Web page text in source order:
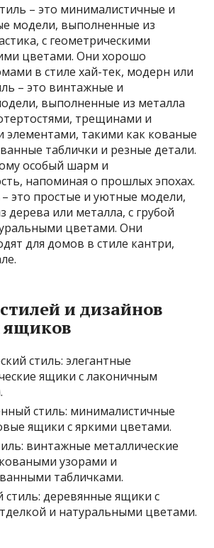
– это минималистичные и
модели, выполненные из
с геометрическими
цветами. Они хорошо
в стиле хай-тек, модерн или
– это винтажные и
выполненные из металла
трещинами и
элементами, такими как кованые
таблички и резные детали.
особый шарм и
напоминая о прошлых эпохах.
– это простые и уютные модели,
дерева или металла, с грубой
цветами. Они
для домов в стиле кантри,
и дизайнов
стиль: элегантные
ящики с лаконичным
стиль: минималистичные
ящики с яркими цветами.
винтажные металлические
узорами и
табличками.
стиль: деревянные ящики с
и натуральными цветами.